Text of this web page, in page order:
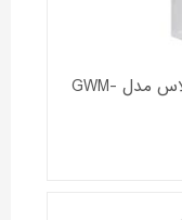
ماشین لباسشویی 9 کیلویی جی پلاس مدل GWM-